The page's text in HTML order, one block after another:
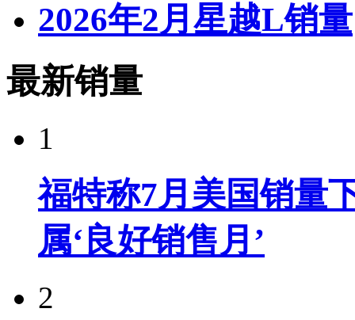
2026年2月星越L销量
最新销量
1
福特称7月美国销量
属‘良好销售月’
2